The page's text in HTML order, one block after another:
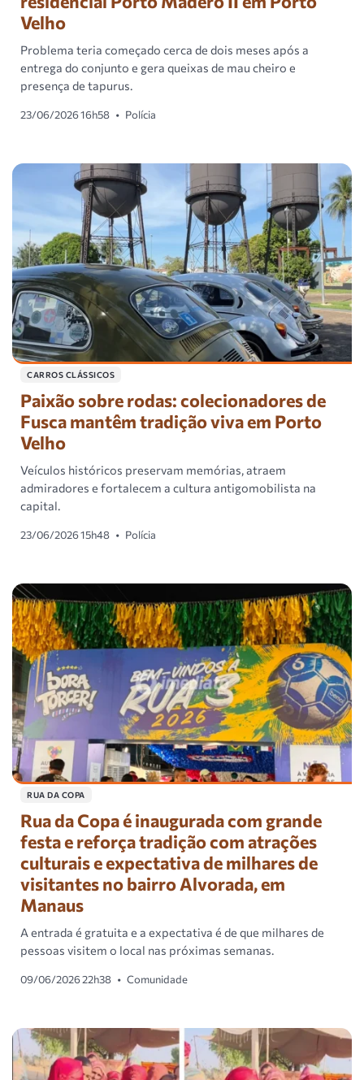
Velho
Problema teria começado cerca de dois meses após a
entrega do conjunto e gera queixas de mau cheiro e
presença de tapurus.
23/06/2026 16h58 • Polícia
CARROS CLÁSSICOS
Paixão sobre rodas: colecionadores de
Fusca mantêm tradição viva em Porto
Velho
Veículos históricos preservam memórias, atraem
admiradores e fortalecem a cultura antigomobilista na
capital.
23/06/2026 15h48 • Polícia
RUA DA COPA
Rua da Copa é inaugurada com grande
festa e reforça tradição com atrações
culturais e expectativa de milhares de
visitantes no bairro Alvorada, em
Manaus
A entrada é gratuita e a expectativa é de que milhares de
pessoas visitem o local nas próximas semanas.
09/06/2026 22h38 • Comunidade